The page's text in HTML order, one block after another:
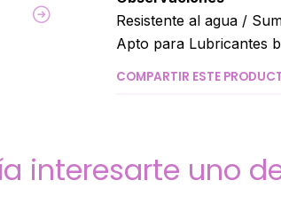
Resistente al agua /
Apto para Lubricantes
COMPARTIR ESTE
interesarte uno